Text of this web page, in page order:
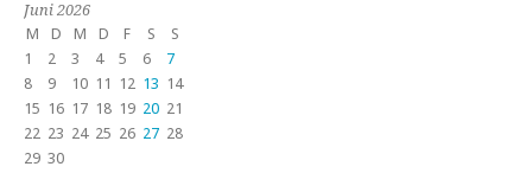
Juni 2026
M
D M D F S
S
1
2 3 4 5 6
7
8
9 10 11 12 13 14
15 16 17 18 19 20 21
22 23 24 25 26 27 28
29 30